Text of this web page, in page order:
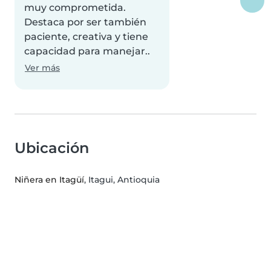
muy comprometida.
Destaca por ser también
paciente, creativa y tiene
capacidad para manejar..
Ver más
Ubicación
Niñera en Itagüí, Itagui, Antioquia